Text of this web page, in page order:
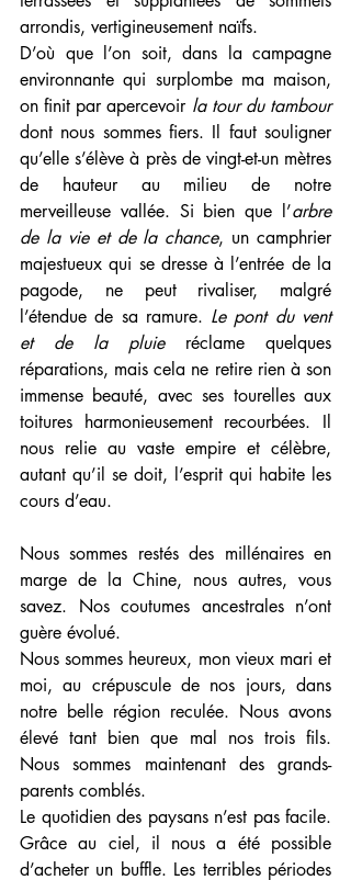
arrondis, vertigineusement naïfs.
D’où que l’on soit, dans la campagne
environnante qui surplombe ma maison,
on finit par apercevoir la tour du tambour
dont nous sommes fiers. Il faut souligner
qu’elle s’élève à près de vingt-et-un mètres
de hauteur au milieu de notre
merveilleuse vallée. Si bien que l’arbre
de la vie et de la chance, un camphrier
majestueux qui se dresse à l’entrée de la
pagode, ne peut rivaliser, malgré
l’étendue de sa ramure. Le pont du vent
et de la pluie réclame quelques
réparations, mais cela ne retire rien à son
immense beauté, avec ses tourelles aux
toitures harmonieusement recourbées. Il
nous relie au vaste empire et célèbre,
autant qu’il se doit, l’esprit qui habite les
cours d’eau.
Nous sommes restés des millénaires en
marge de la Chine, nous autres, vous
savez. Nos coutumes ancestrales n’ont
guère évolué.
Nous sommes heureux, mon vieux mari et
moi, au crépuscule de nos jours, dans
notre belle région reculée. Nous avons
élevé tant bien que mal nos trois fils.
Nous sommes maintenant des grands-
parents comblés.
Le quotidien des paysans n’est pas facile.
Grâce au ciel, il nous a été possible
d’acheter un buffle. Les terribles périodes